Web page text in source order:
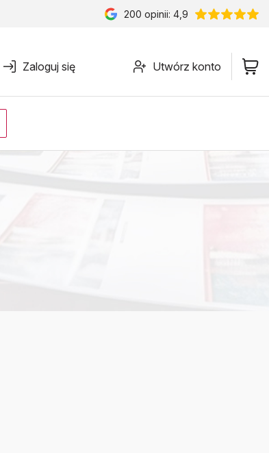
200 opinii: 4,9
Zaloguj się Utwórz konto